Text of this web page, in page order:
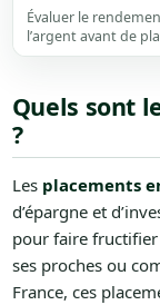
Évaluer le
l’argent avant de
Quels sont
?
Les placements
d’épargne et
pour faire
ses proches ou
France, ces